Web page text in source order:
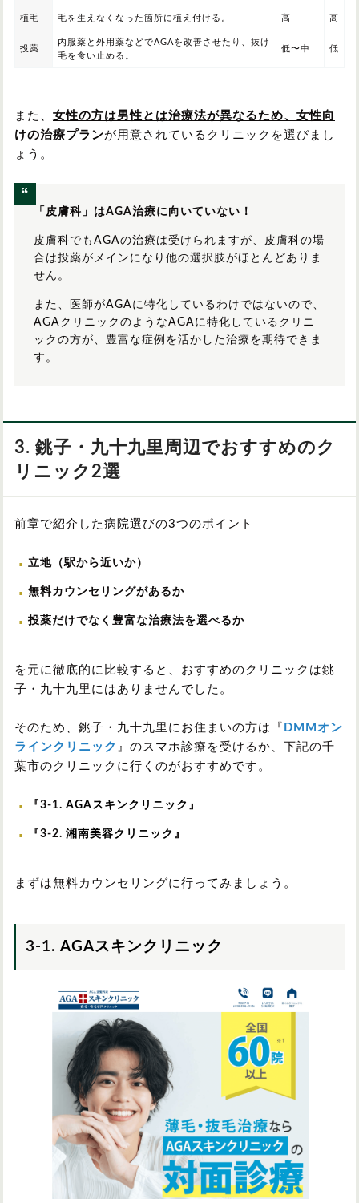
植毛 毛を生えなくなった箇所に植え付ける。 高 高
投薬
内服薬と外用薬などでAGAを改善させたり、抜け
毛を食い止める。
低〜中 低
また、 女性の方は男性とは治療法が異なるため、女性向
けの治療プランが用意されているクリニックを選びまし
ょう。
「皮膚科」はAGA治療に向いていない！
皮膚科でもAGAの治療は受けられますが、皮膚科の場
合は投薬がメインになり他の選択肢がほとんどありま
せん。
また、医師がAGAに特化しているわけではないので、
AGAクリニックのようなAGAに特化しているクリニ
ックの方が、豊富な症例を活かした治療を期待できま
す。
3. 銚子・九十九里周辺でおすすめのク
リニック2選
前章で紹介した病院選びの3つのポイント
立地（駅から近いか）
無料カウンセリングがあるか
投薬だけでなく豊富な治療法を選べるか
を元に徹底的に比較すると、おすすめのクリニックは銚
子・九十九里にはありませんでした。
そのため、銚子・九十九里にお住まいの方は『 DMMオン
ラインクリニック 』のスマホ診療を受けるか、下記の千
葉市のクリニックに行くのがおすすめです。
『3-1. AGAスキンクリニック 』
『3-2. 湘南美容クリニック 』
まずは無料カウンセリングに行ってみましょう。
3-1. AGAスキンクリニック